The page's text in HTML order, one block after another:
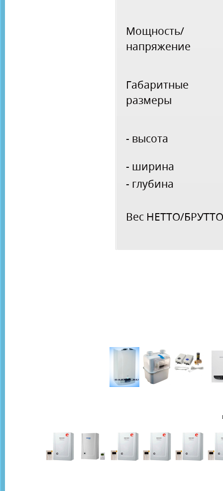
Мощность/
напряжение
Габаритные
размеры
- высота
- ширина
- глубина
Вес НЕТТО/БРУТТО